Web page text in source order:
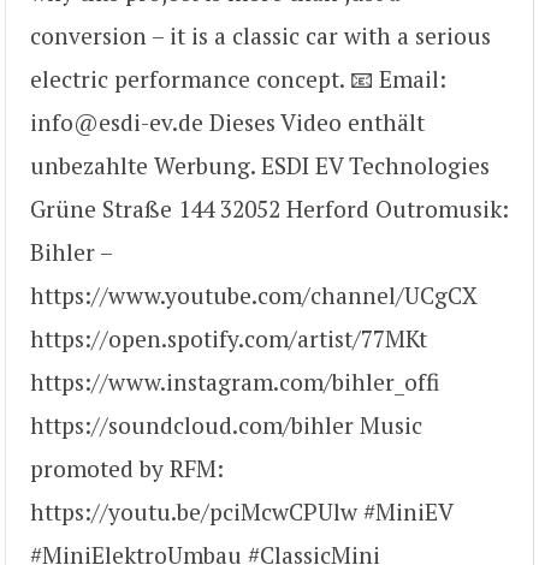
conversion – it is a classic car with a serious
electric performance concept. 📧 Email:
info@esdi-ev.de Dieses Video enthält
unbezahlte Werbung. ESDI EV Technologies
Grüne Straße 144 32052 Herford Outromusik:
Bihler –
https://www.youtube.com/channel/UCgCX
https://open.spotify.com/artist/77MKt
https://www.instagram.com/bihler_offi
https://soundcloud.com/bihler Music
promoted by RFM:
https://youtu.be/pciMcwCPUlw #MiniEV
#MiniElektroUmbau #ClassicMini